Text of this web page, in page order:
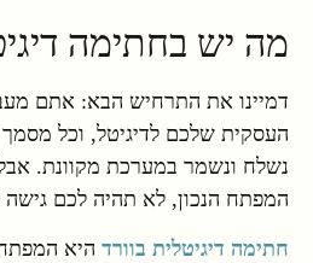
מה יש בחתימה
דמיינו את התרחיש הבא: אתם
העסקית שלכם לדיגיטל, וכל
נשלח ונשמר במערכת מקוונת.
המפתח הנכון, לא תהיה לכם
חתימה דיגיטלית בוורד היא